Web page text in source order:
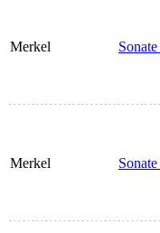
Merkel
Merkel